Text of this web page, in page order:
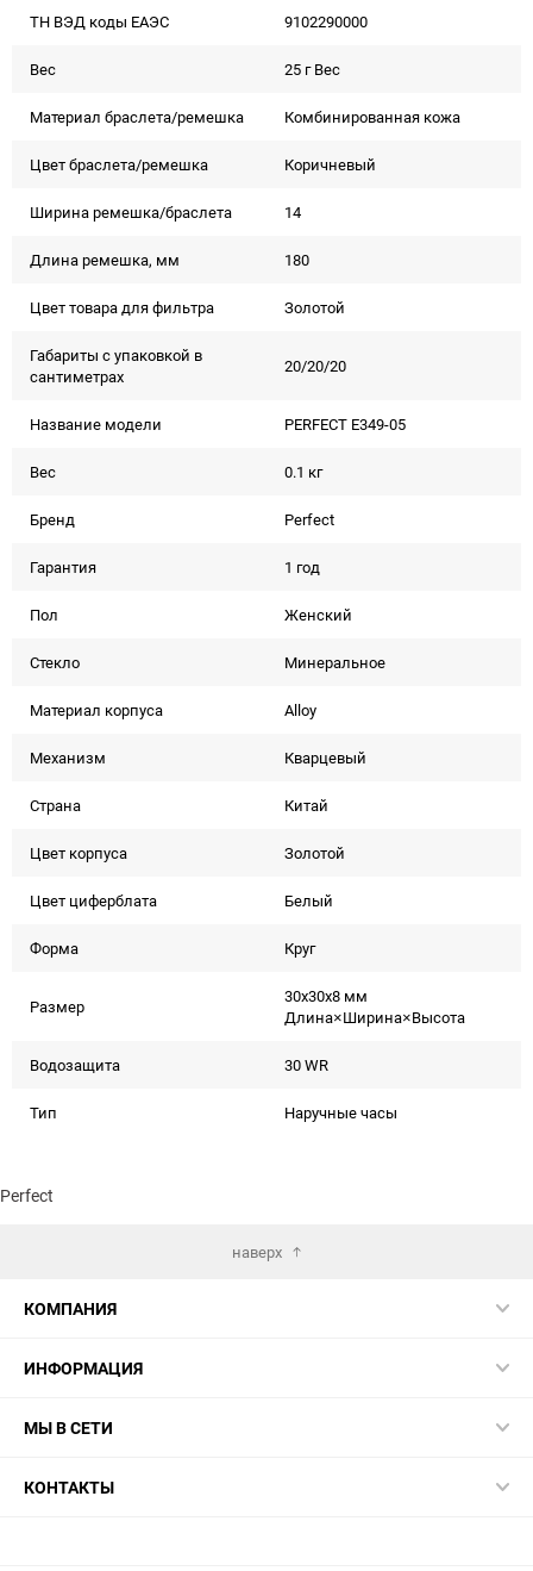
ТН ВЭД коды ЕАЭС 9102290000
Вес 25 г Вес
Материал браслета/ремешка Комбинированная кожа
Цвет браслета/ремешка Коричневый
Ширина ремешка/браслета 14
Длина ремешка, мм 180
Цвет товара для фильтра Золотой
Габариты с упаковкой в
сантиметрах
20/20/20
Название модели PERFECT E349-05
Вес 0.1 кг
Бренд Perfect
Гарантия 1 год
Пол Женский
Стекло Минеральное
Материал корпуса Alloy
Механизм Кварцевый
Страна Китай
Цвет корпуса Золотой
Цвет циферблата Белый
Форма Круг
Размер
30x30x8 мм
Длина×Ширина×Высота
Водозащита 30 WR
Тип Наручные часы
Perfect
наверх
КОМПАНИЯ
ИНФОРМАЦИЯ
МЫ В СЕТИ
КОНТАКТЫ